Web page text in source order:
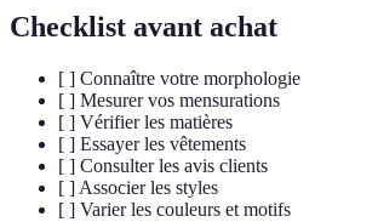
Checklist avant achat
[ ] Connaître votre morphologie
[ ] Mesurer vos mensurations
[ ] Vérifier les matières
[ ] Essayer les vêtements
[ ] Consulter les avis clients
[ ] Associer les styles
[ ] Varier les couleurs et motifs